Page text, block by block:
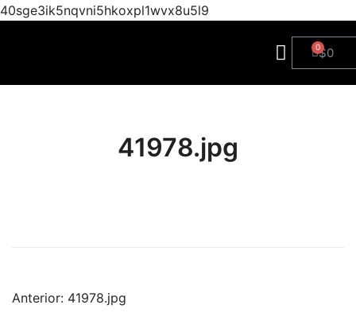
40sge3ik5nqvni5hkoxpl1wvx8u5l9
$0
41978.jpg
Anterior: 41978.jpg